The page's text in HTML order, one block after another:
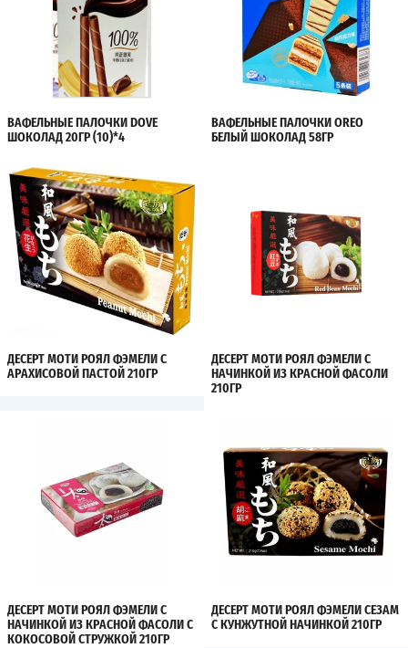
ВАФЕЛЬНЫЕ ПАЛОЧКИ DOVE
ШОКОЛАД 20ГР (10)*4
ВАФЕЛЬНЫЕ ПАЛОЧКИ OREO
БЕЛЫЙ ШОКОЛАД 58ГР
ДЕСЕРТ МОТИ РОЯЛ ФЭМЕЛИ С
АРАХИСОВОЙ ПАСТОЙ 210ГР
ДЕСЕРТ МОТИ РОЯЛ ФЭМЕЛИ С
НАЧИНКОЙ ИЗ КРАСНОЙ ФАСОЛИ
210ГР
ДЕСЕРТ МОТИ РОЯЛ ФЭМЕЛИ С
НАЧИНКОЙ ИЗ КРАСНОЙ ФАСОЛИ С
КОКОСОВОЙ СТРУЖКОЙ 210ГР
ДЕСЕРТ МОТИ РОЯЛ ФЭМЕЛИ СЕЗАМ
С КУНЖУТНОЙ НАЧИНКОЙ 210ГР